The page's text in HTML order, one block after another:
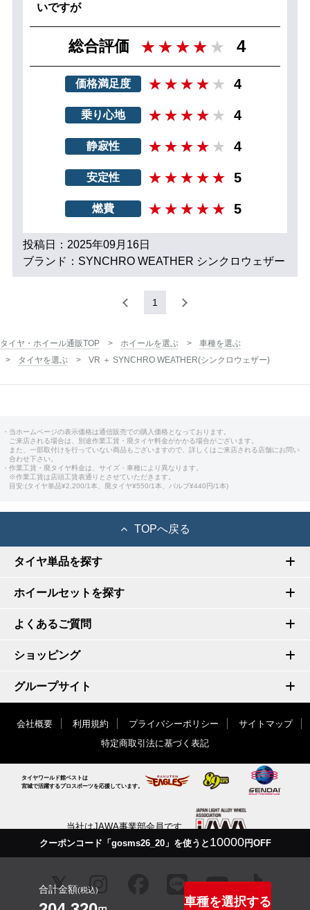
いですが
総合評価 4
価格満足度 4
乗り心地 4
静寂性 4
安定性 5
燃費 5
投稿日：2025年09月16日
ブランド：SYNCHRO WEATHER シンクロウェザー
1
クーポンコード「gosms26_20」を使うと 10000円OFF
合計金額(税込)
車種を選択する
タイヤ・ホイール通販TOP ホイールを選ぶ
車種を選ぶ
タイヤを選ぶ
VR ＋ SYNCHRO WEATHER(シンクロウェザー)
・当ホームページの表示価格は通信販売での購入価格となっております。
ご来店される場合は、別途作業工賃・廃タイヤ料金がかかる場合がございます。
また、一部取付けを行っていない商品もございますので、詳しくはご来店される店舗にお問い
合わせ下さい。
・作業工賃・廃タイヤ料金は、サイズ・車種により異なります。
※作業工賃は店頭工賃表通りとさせていただきます。
目安:(タイヤ単品¥2,200/1本、廃タイヤ¥550/1本、バルブ¥440円/1本)
TOPへ戻る
タイヤ単品を探す
ホイールセットを探す
よくあるご質問
ショッピング
グループサイト
会社概要 利用規約 プライバシーポリシー
サイトマップ
特定商取引法に基づく表記
タイヤワールド館ベストは
宮城で活躍するプロスポーツを応援しています。
当社はJAWA事業部会員です